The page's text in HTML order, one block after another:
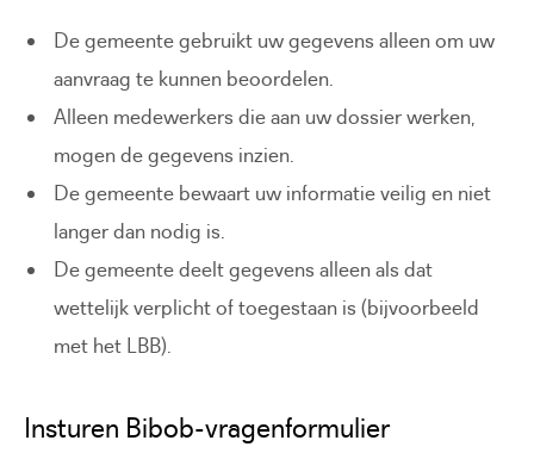
De gemeente gebruikt uw gegevens alleen om uw
aanvraag te kunnen beoordelen.
Alleen medewerkers die aan uw dossier werken,
mogen de gegevens inzien.
De gemeente bewaart uw informatie veilig en niet
langer dan nodig is.
De gemeente deelt gegevens alleen als dat
wettelijk verplicht of toegestaan is (bijvoorbeeld
met het LBB).
Insturen Bibob-vragenformulier